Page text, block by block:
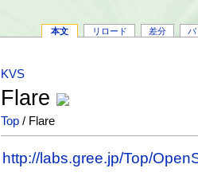
本文 リロード 差分 バ
KVS
Flare
Top / Flare
http://labs.gree.jp/Top/